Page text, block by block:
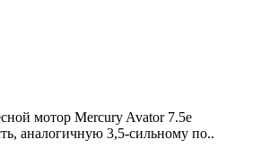
мотор Mercury Avator 7.5e
аналогичную 3,5-сильному по..